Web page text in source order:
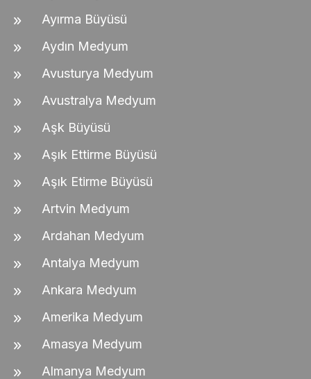
Ayırma Büyüsü
Aydın Medyum
Avusturya Medyum
Avustralya Medyum
Aşk Büyüsü
Aşık Ettirme Büyüsü
Aşık Etirme Büyüsü
Artvin Medyum
Ardahan Medyum
Antalya Medyum
Ankara Medyum
Amerika Medyum
Amasya Medyum
Almanya Medyum